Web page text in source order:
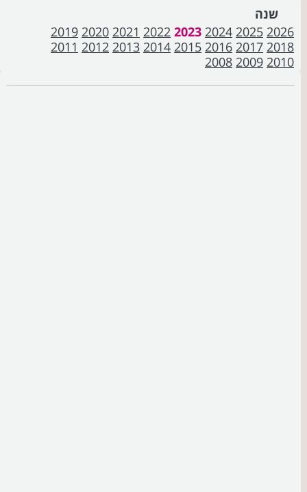
שנה
2026
2025
2024
2023
2022
2021
2020
2019
2018
2017
2016
2015
2014
2013
2012
2011
2010
2009
2008